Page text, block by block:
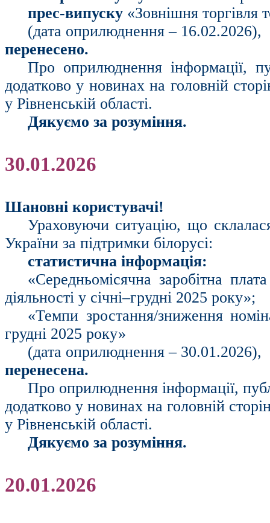
прес-випуску «Зовнішня торгівля
(дата оприлюднення – 16.02.2026),
перенесено.
Про оприлюднення інформації,
додатково у новинах на головній
у Рівненській області.
Дякуємо за розуміння.
30.01.2026
Шановні користувачі!
Ураховуючи ситуацію, що
України за підтримки білорусі:
статистична інформація:
«Середньомісячна заробітна
діяльності у січні–грудні 2025 року»;
«Темпи зростання/зниження
грудні 2025 року»
(дата оприлюднення – 30.01.2026),
перенесена.
Про оприлюднення інформації,
додатково у новинах на головній
у Рівненській області.
Дякуємо за розуміння.
20.01.2026